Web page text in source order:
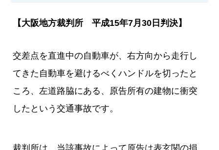
【大阪地方裁判所 平成15年7月30日判決】
交差点を直進中の自動車が、右方向から走行し
てきた自動車を避けるべくハンドルを切ったと
ころ、左道路脇にある、原告所有の建物に衝突
したという交通事故です。
裁判所は、当該事故によって原告は表玄関の損